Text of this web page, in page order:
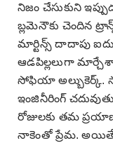
నిజం చేసుకుని
బ్లమెనౌకు చెందిన
మార్టిన్స్‌ దాదాపు ఐదు
ఆడపిల్లలుగా
సోఫియా అల్బుకెర్క్‌.
ఇంజినీరింగ్‌
రోజులకు తమ
నాకెంతో ప్రేమ. అయితే